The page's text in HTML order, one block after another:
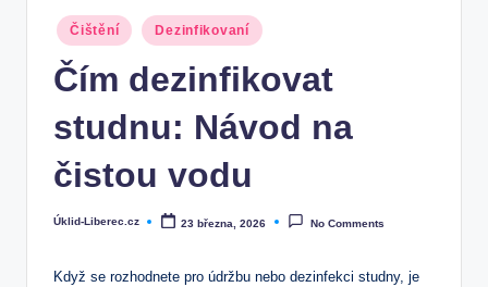
Posted
in
Čištění Dezinfikovaní
Čím dezinfikovat
studnu: Návod na
čistou vodu
Posted
Úklid-Liberec.cz 23 března, 2026 No Comments
Když se rozhodnete pro údržbu nebo dezinfekci studny, je